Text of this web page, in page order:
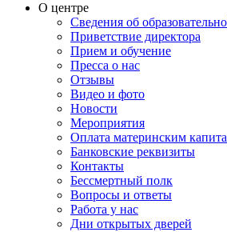
О центре
Сведения об
Приветствие директора
Прием и обучение
Пресса о нас
Отзывы
Видео и фото
Новости
Мероприятия
Оплата материнским
Банковские реквизиты
Контакты
Бессмертный полк
Вопросы и ответы
Работа у нас
Дни открытых дверей